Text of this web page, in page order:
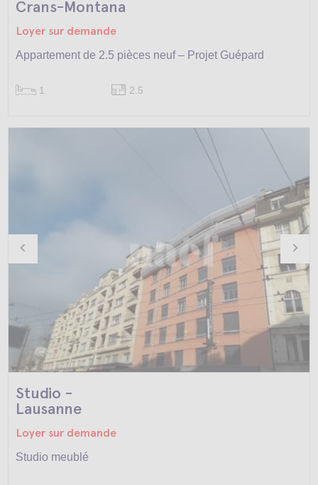
Crans-Montana
Loyer sur demande
Appartement de 2.5 pièces neuf – Projet Guépard
1 2.5
Studio -
Lausanne
Loyer sur demande
Studio meublé